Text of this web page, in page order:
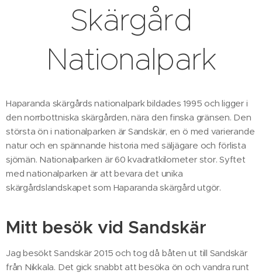
Skärgård
Nationalpark
Haparanda skärgårds nationalpark bildades 1995 och ligger i
den norrbottniska skärgården, nära den finska gränsen. Den
största ön i nationalparken är Sandskär, en ö med varierande
natur och en spännande historia med säljägare och förlista
sjömän. Nationalparken är 60 kvadratkilometer stor. Syftet
med nationalparken är att bevara det unika
skärgårdslandskapet som Haparanda skärgård utgör.
Mitt besök vid Sandskär
Jag besökt Sandskär 2015 och tog då båten ut till Sandskär
från Nikkala. Det gick snabbt att besöka ön och vandra runt